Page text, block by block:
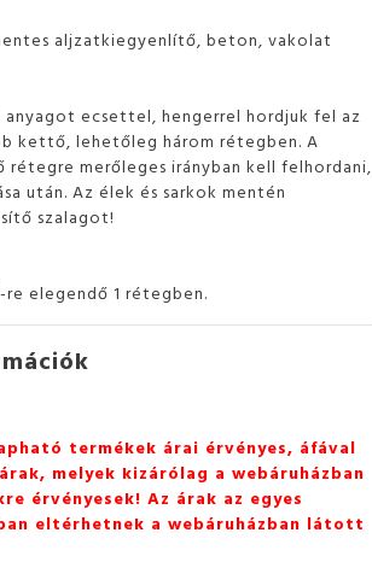
aljzatkiegyenlítő, beton, vakolat
ecsettel, hengerrel hordjuk fel az
kettő, lehetőleg három rétegben. A
rétegre merőleges irányban kell felhordani,
után. Az élek és sarkok mentén
szalagot!
re elegendő 1 rétegben.
termékek árai érvényes, áfával
melyek kizárólag a webáruházban
érvényesek! Az árak az egyes
eltérhetnek a webáruházban látott